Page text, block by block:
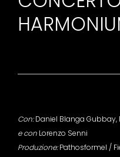
Con:Daniel Blanga Gubbay,
e con Lorenzo Senni
Produzione:Pathosformel /